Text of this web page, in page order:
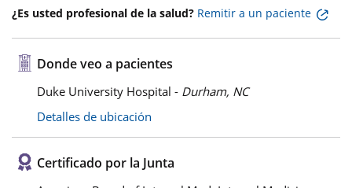
¿Es usted profesional de la salud? Remitir a un paciente
Donde veo a pacientes
Duke University Hospital - Durham, NC
Detalles de ubicación
Certificado por la Junta